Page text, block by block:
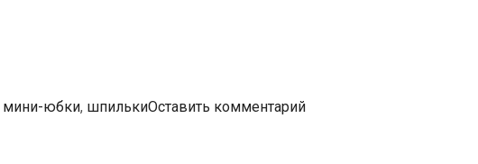
мини-юбки, шпилькиОставить комментарий